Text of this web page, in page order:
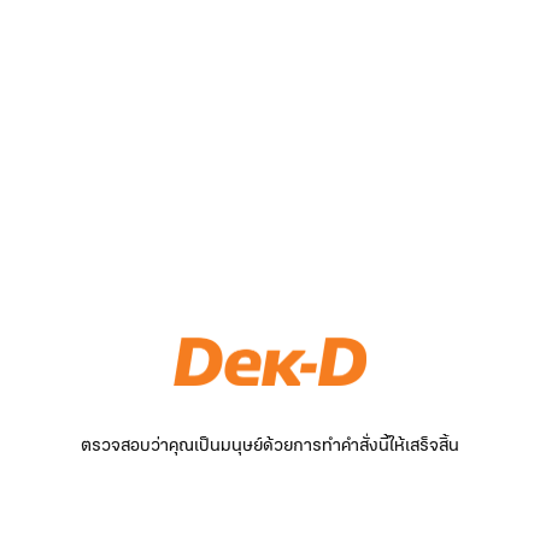
ตรวจสอบว่าคุณเป็นมนุษย์ด้วยการทำคำสั่งนี้ให้เสร็จสิ้น